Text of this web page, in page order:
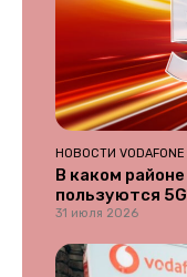
НОВОСТИ VODAFONE
В каком
пользуются 5G
31 июля 2026